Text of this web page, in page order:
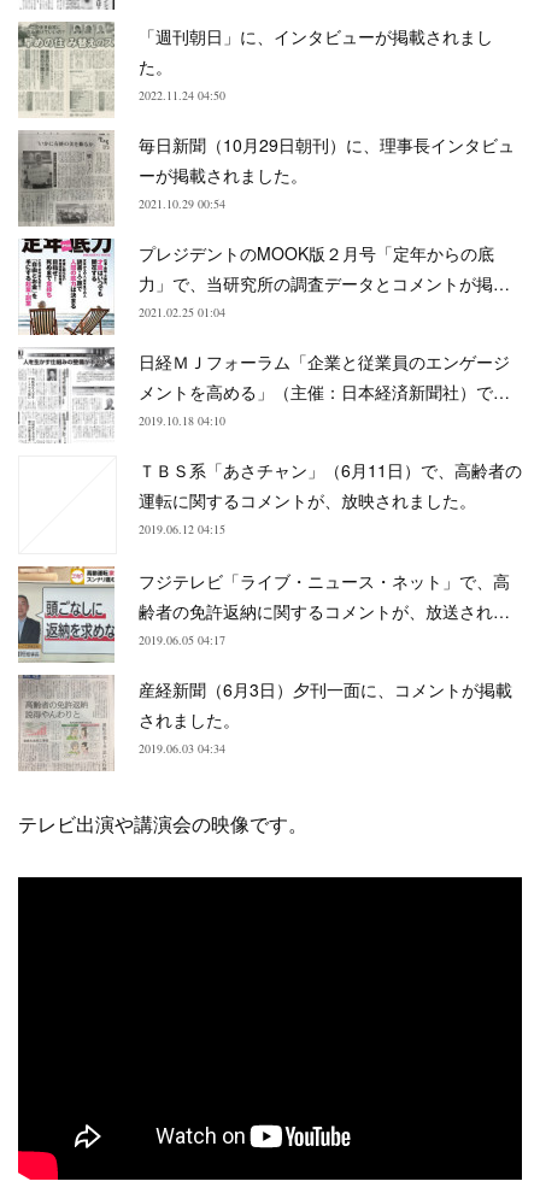
「週刊朝日」に、インタビューが掲載されまし
た。
2022.11.24 04:50
毎日新聞（10月29日朝刊）に、理事長インタビュ
ーが掲載されました。
2021.10.29 00:54
プレジデントのMOOK版２月号「定年からの底
力」で、当研究所の調査データとコメントが掲…
2021.02.25 01:04
日経ＭＪフォーラム「企業と従業員のエンゲージ
メントを高める」（主催：日本経済新聞社）で…
2019.10.18 04:10
ＴＢＳ系「あさチャン」（6月11日）で、高齢者の
運転に関するコメントが、放映されました。
2019.06.12 04:15
フジテレビ「ライブ・ニュース・ネット」で、高
齢者の免許返納に関するコメントが、放送され…
2019.06.05 04:17
産経新聞（6月3日）夕刊一面に、コメントが掲載
されました。
2019.06.03 04:34
テレビ出演や講演会の映像です。